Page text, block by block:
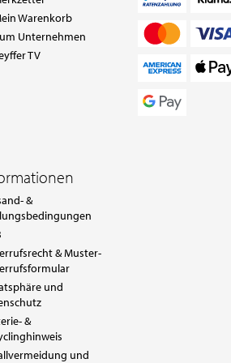
Warenkorb
Unternehmen
TV
&
& Muster-
und
&
und